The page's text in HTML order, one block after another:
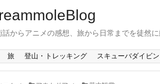
話からアニメの感想、旅から日常までを徒然
旅 登山・トレッキング スキューバダイビ